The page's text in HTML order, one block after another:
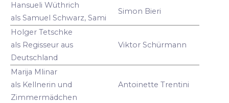
Hansueli Wüthrich
als Samuel Schwarz, Sami
Simon Bieri
Holger Tetschke
als Regisseur aus
Deutschland
Viktor Schürmann
Marija Mlinar
als Kellnerin und
Zimmermädchen
Antoinette Trentini